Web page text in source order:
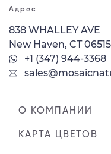
Адрес
838 WHALLEY AVE
New Haven, CT 06515
+1 (347) 944-3368
О КОМПАНИИ
КАРТА ЦВЕТОВ